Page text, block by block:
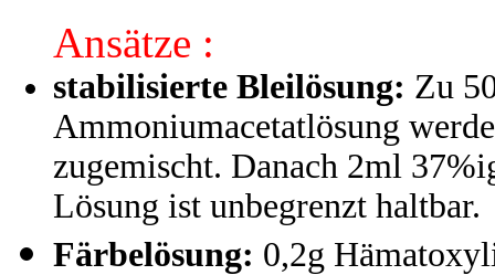
Ansätze :
stabilisierte Bleilösung: Zu
Ammoniumacetatlösung
zugemischt. Danach 2ml
Lösung ist unbegrenzt haltbar.
Färbelösung: 0,2g